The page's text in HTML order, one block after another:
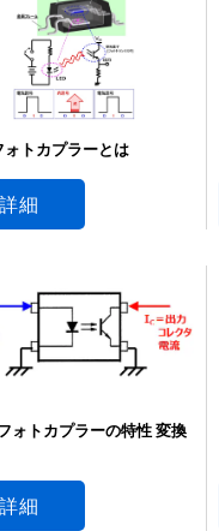
トカプラーとは
詳細
ォトカプラーの特性 変換
詳細